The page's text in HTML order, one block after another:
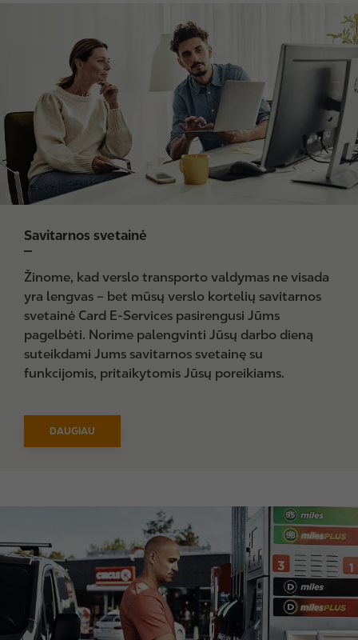
Savitarnos svetainė
Žinome, kad verslo transporto valdymas ne visada
yra lengvas – bet mūsų verslo kortelių savitarnos
svetainė Card E-Services pasirengusi Jūms
pagelbėti. Norime palengvinti Jūsų darbo dieną
suteikdami Jums savitarnos svetainę su
funkcijomis, pritaikytomis Jūsų poreikiams.
DAUGIAU
a